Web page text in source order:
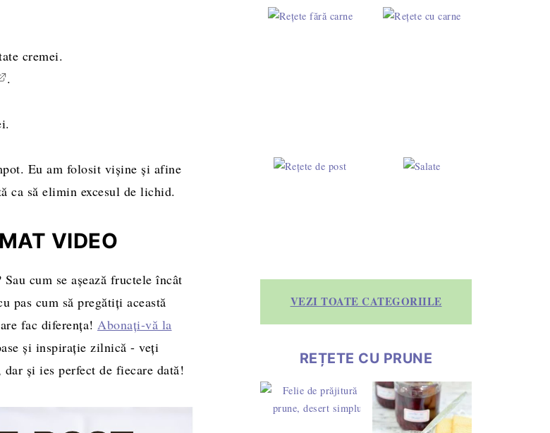
cremei.
.
Eu am folosit vișine și afine
ca să elimin excesul de lichid.
VIDEO
cum se așează fructele încât
pas cum să pregătiți această
fac diferența! Abonați-vă la
și inspirație zilnică - veți
și ies perfect de fiecare dată!
VEZI TOATE CATEGORIILE
REȚETE CU PRUNE